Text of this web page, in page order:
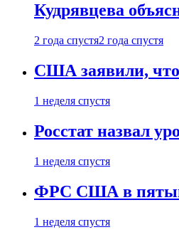
Кудрявцева
2 года спустя2 года спустя
США заявили, что
1 неделя спустя
Росстат назвал
1 неделя спустя
ФРС США в пятый
1 неделя спустя